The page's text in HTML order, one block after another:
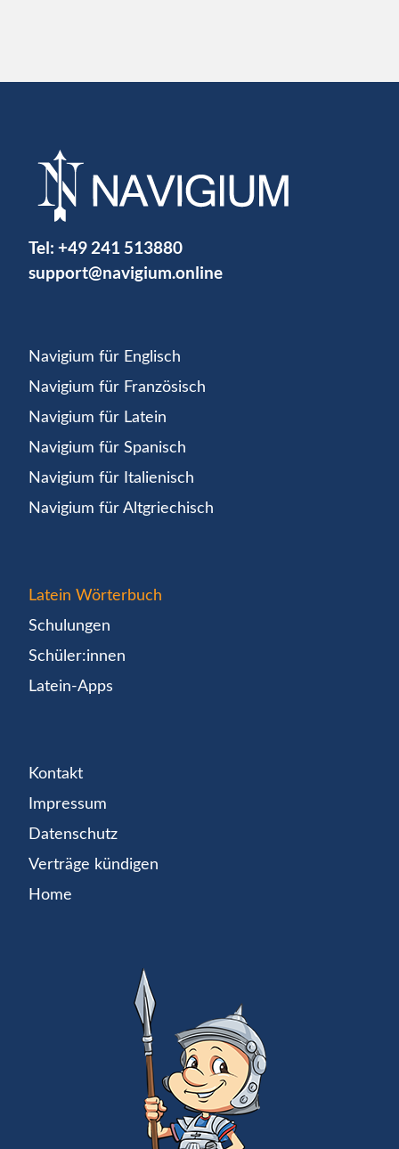
Tel: +49 241 513880
support@navigium.online
Navigium für Englisch
Navigium für Französisch
Navigium für Latein
Navigium für Spanisch
Navigium für Italienisch
Navigium für Altgriechisch
Latein Wörterbuch
Schulungen
Schüler:innen
Latein-Apps
Kontakt
Impressum
Datenschutz
Verträge kündigen
Home